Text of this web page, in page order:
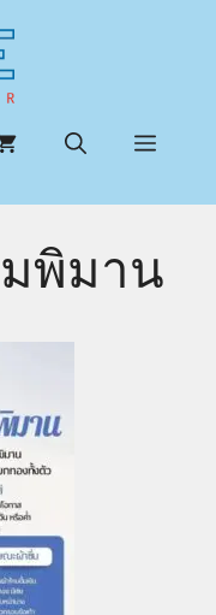
Menu
พิมาน